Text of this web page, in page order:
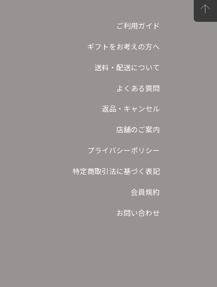
ご利用ガイド
ギフトをお考えの方へ
送料・配送について
よくある質問
返品・キャンセル
店舗のご案内
プライバシーポリシー
特定商取引法に基づく表記
会員規約
お問い合わせ